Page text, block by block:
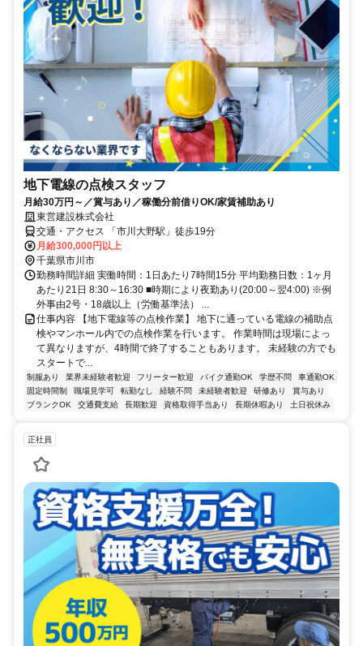
地下電線の点検スタッフ
月給30万円～／賞与あり／稼働分前借りOK/家賃補助あり
東営建設株式会社
交通・アクセス 「市川大野駅」徒歩19分
月給300,000円以上
千葉県市川市
勤務時間詳細 実働時間：1日あたり7時間15分 平均勤務日数：1ヶ月
あたり21日 8:30～16:30 ■時期により夜勤あり(20:00～翌4:00) ※例
外事由2号・18歳以上（労働基準法） ...
仕事内容 【地下電線等の点検作業】 地下に通っている電線の補助点
検やマンホール内での点検作業を行います。 作業時間は現場によっ
て異なりますが、4時間で終了することもあります。 未経験の方でも
スタートで...
制服あり 業界未経験者歓迎 フリーター歓迎 バイク通勤OK 学歴不問
車通勤OK
固定時間制
職場見学可 転勤なし 経験不問 未経験者歓迎 研修あり
賞与あり
ブランクOK
交通費支給 長期歓迎 資格取得手当あり 長期休暇あり 土日祝休み
正社員